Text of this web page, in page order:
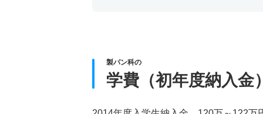
製パン科の
学費（初年度納入金